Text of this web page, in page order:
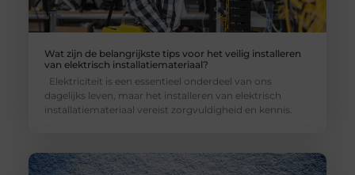
Wat zijn de belangrijkste tips voor het veilig installeren
van elektrisch installatiemateriaal?
Elektriciteit is een essentieel onderdeel van ons
dagelijks leven, maar het installeren van elektrisch
installatiemateriaal vereist zorgvuldigheid en kennis.